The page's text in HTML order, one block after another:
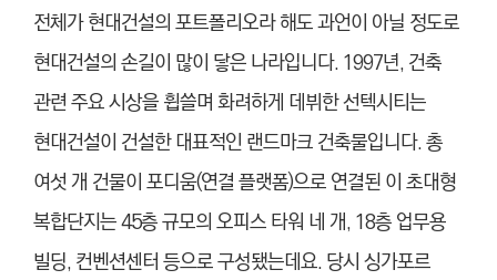
전체가 현대건설의 포트폴리오라 해도 과언이 아닐 정도로
현대건설의 손길이 많이 닿은 나라입니다. 1997년, 건축
관련 주요 시상을 휩쓸며 화려하게 데뷔한 선텍시티는
현대건설이 건설한 대표적인 랜드마크 건축물입니다. 총
여섯 개 건물이 포디움(연결 플랫폼)으로 연결된 이 초대형
복합단지는 45층 규모의 오피스 타워 네 개, 18층 업무용
빌딩, 컨벤션센터 등으로 구성됐는데요. 당시 싱가포르